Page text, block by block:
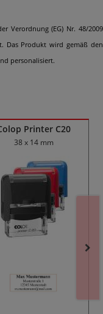
Verordnung (EG) Nr. 48/2009
Das Produkt wird gemäß den
personalisiert.
Printer C20
38 x 14 mm